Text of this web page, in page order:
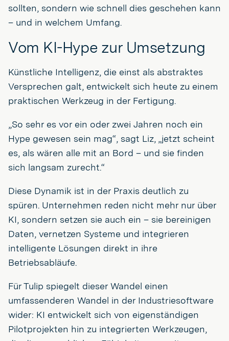
sollten, sondern wie schnell dies geschehen kann
– und in welchem Umfang.
Vom KI-Hype zur Umsetzung
Künstliche Intelligenz, die einst als abstraktes
Versprechen galt, entwickelt sich heute zu einem
praktischen Werkzeug in der Fertigung.
„So sehr es vor ein oder zwei Jahren noch ein
Hype gewesen sein mag“, sagt Liz, „jetzt scheint
es, als wären alle mit an Bord – und sie finden
sich langsam zurecht.“
Diese Dynamik ist in der Praxis deutlich zu
spüren. Unternehmen reden nicht mehr nur über
KI, sondern setzen sie auch ein – sie bereinigen
Daten, vernetzen Systeme und integrieren
intelligente Lösungen direkt in ihre
Betriebsabläufe.
Für Tulip spiegelt dieser Wandel einen
umfassenderen Wandel in der Industriesoftware
wider: KI entwickelt sich von eigenständigen
Pilotprojekten hin zu integrierten Werkzeugen,